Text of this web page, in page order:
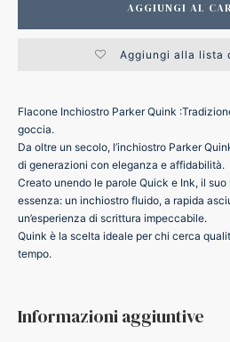
AGGIUNGI AL
Aggiungi alla lista
Flacone Inchiostro Parker Quink
goccia.
Da oltre un secolo, l’inchiostro Parker
di generazioni con eleganza e affidabilità.
Creato unendo le parole Quick e Ink, il
essenza: un inchiostro fluido, a rapida
un’esperienza di scrittura impeccabile.
Quink è la scelta ideale per chi cerca
tempo.
Informazioni aggiuntive